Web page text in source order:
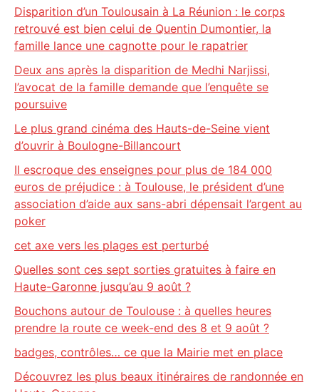
Disparition d’un Toulousain à La Réunion : le corps
retrouvé est bien celui de Quentin Dumontier, la
famille lance une cagnotte pour le rapatrier
Deux ans après la disparition de Medhi Narjissi,
l’avocat de la famille demande que l’enquête se
poursuive
Le plus grand cinéma des Hauts-de-Seine vient
d’ouvrir à Boulogne-Billancourt
Il escroque des enseignes pour plus de 184 000
euros de préjudice : à Toulouse, le président d’une
association d’aide aux sans-abri dépensait l’argent au
poker
cet axe vers les plages est perturbé
Quelles sont ces sept sorties gratuites à faire en
Haute-Garonne jusqu’au 9 août ?
Bouchons autour de Toulouse : à quelles heures
prendre la route ce week-end des 8 et 9 août ?
badges, contrôles… ce que la Mairie met en place
Découvrez les plus beaux itinéraires de randonnée en